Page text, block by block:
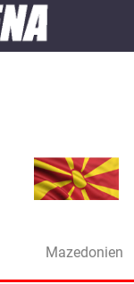
Mazedonien